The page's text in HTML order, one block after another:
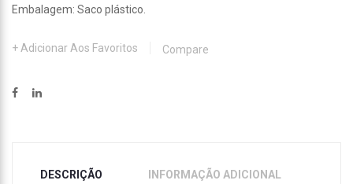
Embalagem: Saco plástico.
Adicionar Aos Favoritos Compare
DESCRIÇÃO INFORMAÇÃO ADICIONAL